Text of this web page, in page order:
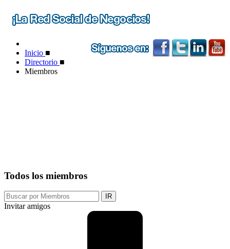
Inicio ■
Directorio ■
Miembros
Todos los miembros
IR
Invitar amigos